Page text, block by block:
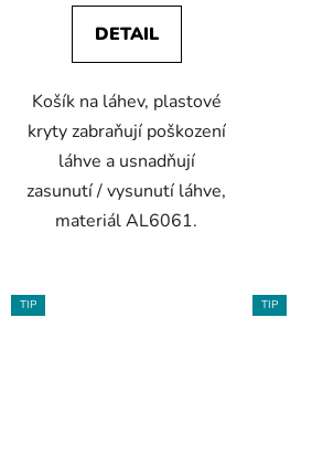
DETAIL
Košík na láhev, plastové
kryty zabraňují poškození
láhve a usnadňují
zasunutí / vysunutí láhve,
materiál AL6061.
TIP TIP